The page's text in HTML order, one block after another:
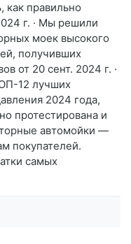
как правильно
г. · Мы решили
моек высокого
получивших
от 20 сент. 2024 г. ·
12 лучших
2024 года,
протестирована и
автомойки —
покупателей.
самых